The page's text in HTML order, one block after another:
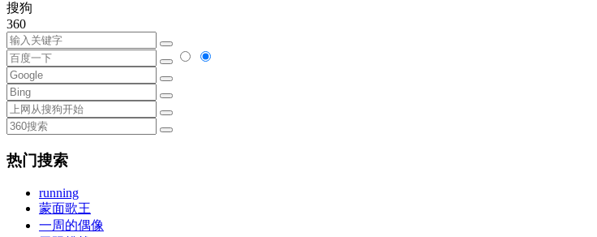
搜狗
360
热门搜索
running
蒙面歌王
一周的偶像